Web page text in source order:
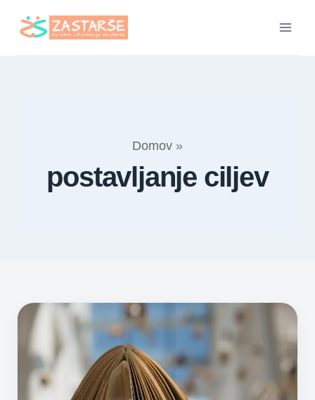
Domov »
postavljanje ciljev